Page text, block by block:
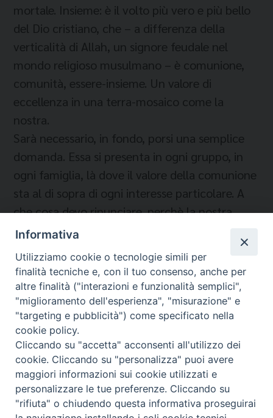
mortale. Insieme: è il volto più vero e più bello
del Dio cristiano, che – a differenza della
verticalità di Allah, un signore feudale nel
mondo religioso musulmano – è comunione,
comunità, essere-insieme. Un valore di
eccellenza in una terra-mosaico come la
nostra.
Sarà necessario, in fondo, porsi una semplice
domanda. Essa si presenta in ogni gruppo, in
ogni famiglia, là dove il valore della comunione
sta al di sopra di ogni interesse particolare. A
che cosa devo rinunciare, perchè la nostra
unità abbia l’ultima parola? (R. Zilio)
Migrantes Online
Fondazione Migrantes
© 2026 WebSeed
Informativa
Utilizziamo cookie o tecnologie simili per
finalità tecniche e, con il tuo consenso, anche per
altre finalità ("interazioni e funzionalità semplici",
"miglioramento dell'esperienza", "misurazione" e
"targeting e pubblicità") come specificato nella
cookie policy.
Cliccando su "accetta" acconsenti all'utilizzo dei
cookie. Cliccando su "personalizza" puoi avere
maggiori informazioni sui cookie utilizzati e
personalizzare le tue preferenze. Cliccando su
"rifiuta" o chiudendo questa informativa proseguirai